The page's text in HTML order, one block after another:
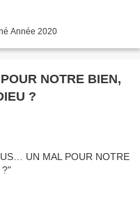
Année 2020
NOTRE BIEN,
?